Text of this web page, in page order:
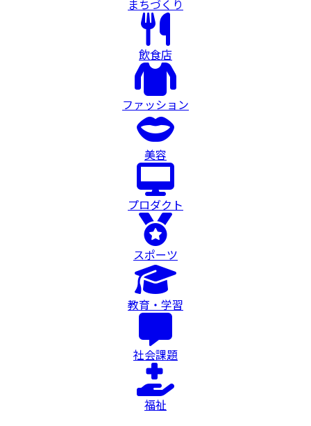
まちづくり
飲食店
ファッション
美容
プロダクト
スポーツ
教育・学習
社会課題
福祉